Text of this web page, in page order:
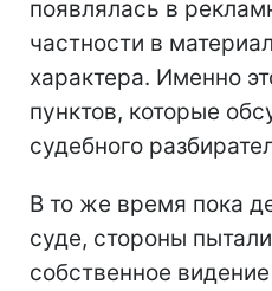
появлялась в
частности в
характера. Именно
пунктов, которые
судебного
В то же время пока
суде, стороны
собственное